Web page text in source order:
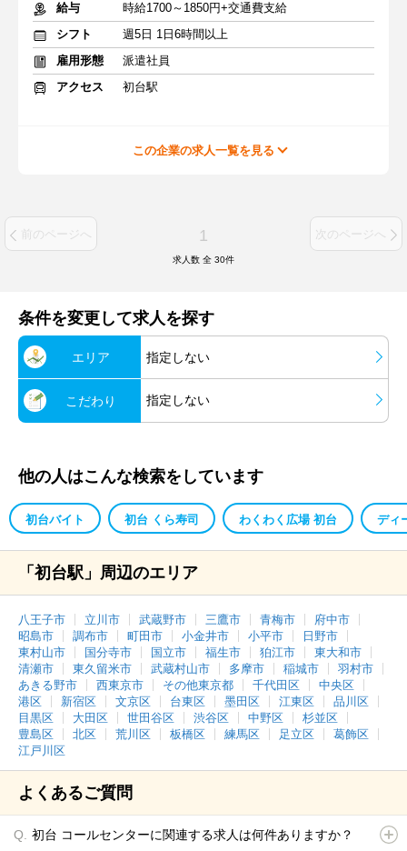
給与
時給1700～1850円+交通費支給
シフト
週5日 1日6時間以上
雇用形態
派遣社員
アクセス
初台駅
この企業の求人一覧を見る
前のページへ 1 次のページへ
求人数 全 30件
条件を変更して求人を探す
エリア 指定しない
こだわり 指定しない
他の人はこんな検索をしています
初台バイト 初台 くら寿司 わくわく広場 初台 ディ
「初台駅」周辺のエリア
八王子市 立川市 武蔵野市 三鷹市 青梅市
府中市
昭島市
調布市 町田市 小金井市 小平市
日野市
東村山市
国分寺市 国立市 福生市 狛江市
東大和市
清瀬市
東久留米市 武蔵村山市 多摩市 稲城市
羽村市
あきる野市
西東京市 その他東京都 千代田区
中央区
港区
新宿区 文京区 台東区 墨田区 江東区
品川区
目黒区
大田区 世田谷区 渋谷区 中野区
杉並区
豊島区
北区 荒川区 板橋区 練馬区 足立区
葛飾区
江戸川区
よくあるご質問
初台 コールセンターに関連する求人は何件ありますか？